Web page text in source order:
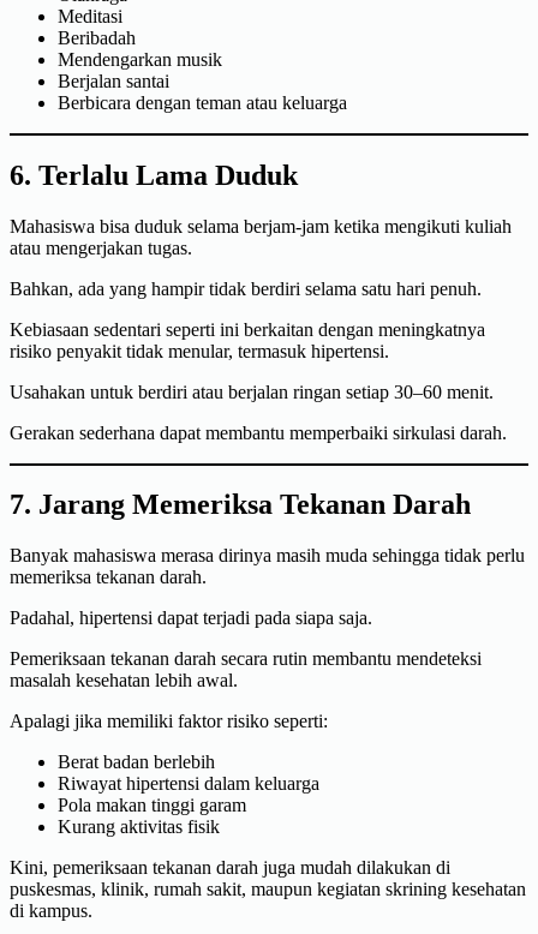
Meditasi
Beribadah
Mendengarkan musik
Berjalan santai
Berbicara dengan teman atau keluarga
6. Terlalu Lama Duduk
Mahasiswa bisa duduk selama berjam-jam ketika mengikuti kuliah
atau mengerjakan tugas.
Bahkan, ada yang hampir tidak berdiri selama satu hari penuh.
Kebiasaan sedentari seperti ini berkaitan dengan meningkatnya
risiko penyakit tidak menular, termasuk hipertensi.
Usahakan untuk berdiri atau berjalan ringan setiap 30–60 menit.
Gerakan sederhana dapat membantu memperbaiki sirkulasi darah.
7. Jarang Memeriksa Tekanan Darah
Banyak mahasiswa merasa dirinya masih muda sehingga tidak perlu
memeriksa tekanan darah.
Padahal, hipertensi dapat terjadi pada siapa saja.
Pemeriksaan tekanan darah secara rutin membantu mendeteksi
masalah kesehatan lebih awal.
Apalagi jika memiliki faktor risiko seperti:
Berat badan berlebih
Riwayat hipertensi dalam keluarga
Pola makan tinggi garam
Kurang aktivitas fisik
Kini, pemeriksaan tekanan darah juga mudah dilakukan di
puskesmas, klinik, rumah sakit, maupun kegiatan skrining kesehatan
di kampus.